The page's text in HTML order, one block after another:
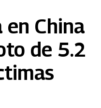
en China
de 5.2